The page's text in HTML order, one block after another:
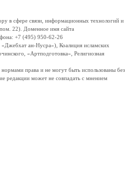
в сфере связи, информационных технологий и
22). Доменное имя сайта
+7 (495) 950-62-26
ан-Нусра»), Коалиция исламских
«Артподготовка», Религиозная
права и не могут быть использованы без
редакции может не совпадать с мнением